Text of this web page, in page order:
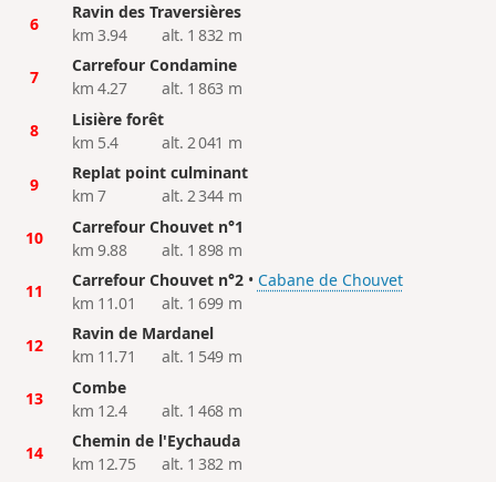
6
Ravin des Traversières
km 3.94
alt. 1 832 m
7
Carrefour Condamine
km 4.27
alt. 1 863 m
8
Lisière forêt
km 5.4
alt. 2 041 m
9
Replat point culminant
km 7
alt. 2 344 m
10
Carrefour Chouvet n°1
km 9.88
alt. 1 898 m
11
Carrefour Chouvet n°2• Cabane de Chouvet
km 11.01
alt. 1 699 m
12
Ravin de Mardanel
km 11.71
alt. 1 549 m
13
Combe
km 12.4
alt. 1 468 m
14
Chemin de l'Eychauda
km 12.75
alt. 1 382 m